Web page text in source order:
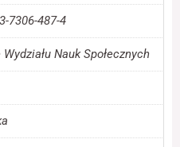
7306-487-4
Nauk Społecznych
strony
internetowej,
na podstawie
tego, jak strona